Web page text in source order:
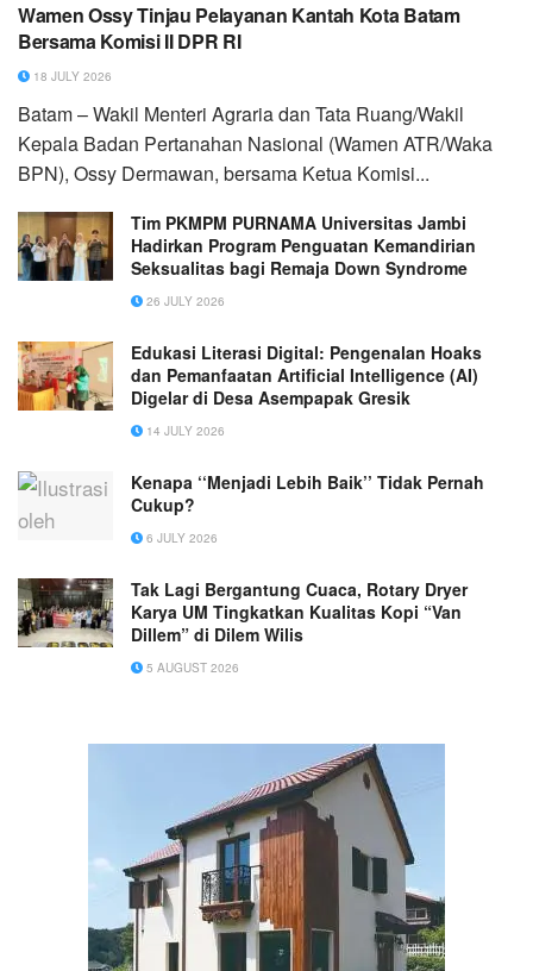
Wamen Ossy Tinjau Pelayanan Kantah Kota Batam
Bersama Komisi II DPR RI
18 JULY 2026
Batam – Wakil Menteri Agraria dan Tata Ruang/Wakil
Kepala Badan Pertanahan Nasional (Wamen ATR/Waka
BPN), Ossy Dermawan, bersama Ketua Komisi...
Tim PKMPM PURNAMA Universitas Jambi
Hadirkan Program Penguatan Kemandirian
Seksualitas bagi Remaja Down Syndrome
26 JULY 2026
Edukasi Literasi Digital: Pengenalan Hoaks
dan Pemanfaatan Artificial Intelligence (AI)
Digelar di Desa Asempapak Gresik
14 JULY 2026
Kenapa ‘‘Menjadi Lebih Baik’’ Tidak Pernah
Cukup?
6 JULY 2026
Tak Lagi Bergantung Cuaca, Rotary Dryer
Karya UM Tingkatkan Kualitas Kopi “Van
Dillem” di Dilem Wilis
5 AUGUST 2026